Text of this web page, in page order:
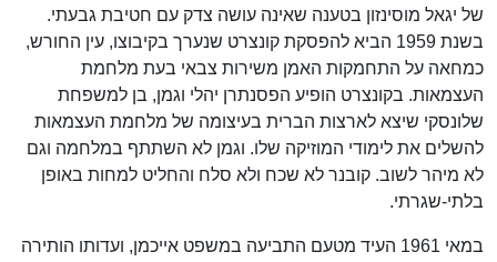
של יגאל מוסינזון בטענה שאינה עושה צדק עם חטיבת גבעתי.
בשנת 1959 הביא להפסקת קונצרט שנערך בקיבוצו, עין החורש,
כמחאה על התחמקות האמן משירות צבאי בעת מלחמת
העצמאות. בקונצרט הופיע הפסנתרן יהלי וגמן, בן למשפחת
שלונסקי שיצא לארצות הברית בעיצומה של מלחמת העצמאות
להשלים את לימודי המוזיקה שלו. וגמן לא השתתף במלחמה וגם
לא מיהר לשוב. קובנר לא שכח ולא סלח והחליט למחות באופן
בלתי-שגרתי.
במאי 1961 העיד מטעם התביעה במשפט אייכמן, ועדותו הותירה